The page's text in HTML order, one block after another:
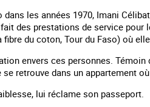
les années 1970, Imani
fait des prestations de service
du coton, Tour du Faso) où
envers ces personnes.
retrouve dans un appartement
lui réclame son passeport.